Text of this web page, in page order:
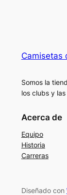
Camisetas
Somos la
los clubs y
Acerca de
Equipo
Historia
Carreras
Diseñado con